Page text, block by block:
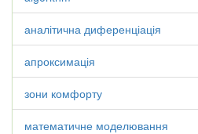
аналітична диференціація
апроксимація
зони комфорту
математичне моделювання